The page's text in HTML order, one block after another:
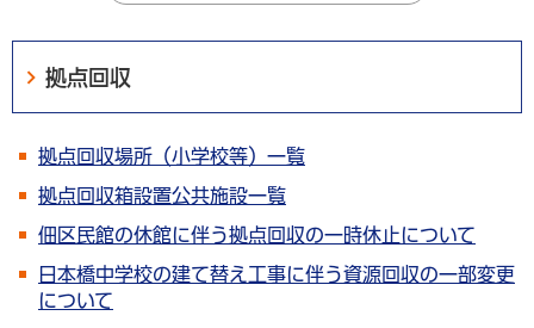
拠点回収
拠点回収場所（小学校等）一覧
拠点回収箱設置公共施設一覧
佃区民館の休館に伴う拠点回収の一時休止について
日本橋中学校の建て替え工事に伴う資源回収の一部変更
について